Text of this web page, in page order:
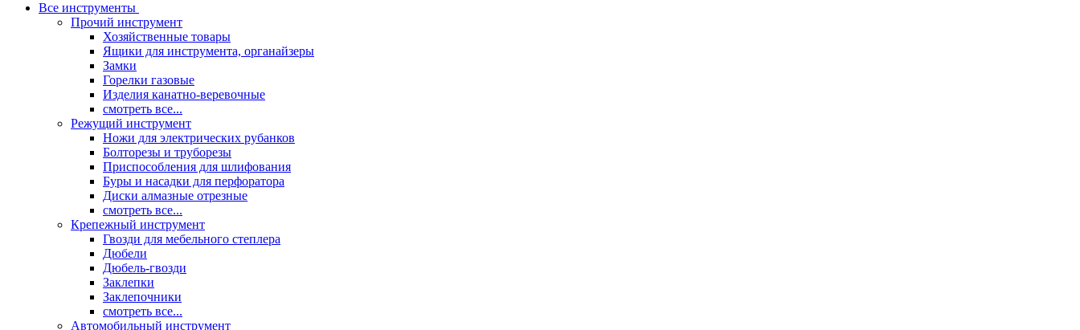
Все инструменты
Прочий инструмент
Хозяйственные товары
Ящики для инструмента, органайзеры
Замки
Горелки газовые
Изделия канатно-веревочные
смотреть все...
Режущий инструмент
Ножи для электрических рубанков
Болторезы и труборезы
Приспособления для шлифования
Буры и насадки для перфоратора
Диски алмазные отрезные
смотреть все...
Крепежный инструмент
Гвозди для мебельного степлера
Дюбели
Дюбель-гвозди
Заклепки
Заклепочники
смотреть все...
Автомобильный инструмент